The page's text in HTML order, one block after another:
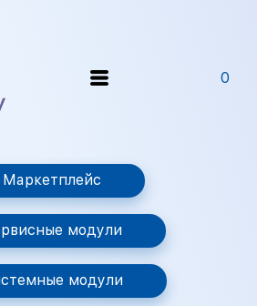
0
Маркетплейс
модули
модули